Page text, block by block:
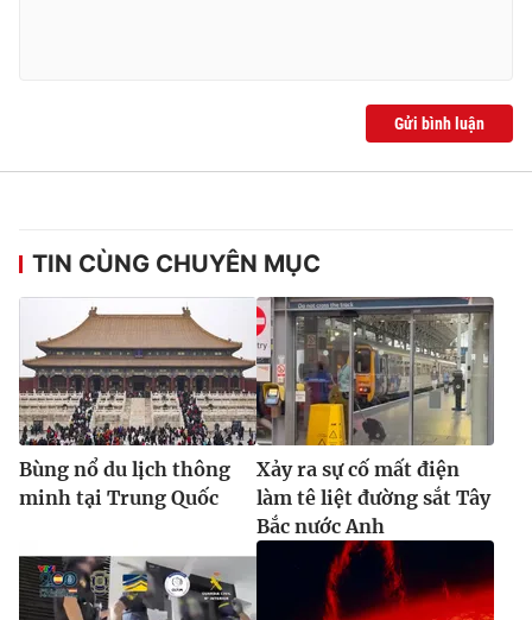
Gửi bình luận
TIN CÙNG CHUYÊN MỤC
Bùng nổ du lịch thông
minh tại Trung Quốc
Xảy ra sự cố mất điện
làm tê liệt đường sắt Tây
Bắc nước Anh